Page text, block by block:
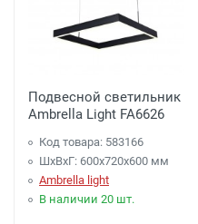
Подвесной светильник
Ambrella Light FA6626
Код товара: 583166
ШхВхГ: 600x720x600 мм
Ambrella light
В наличии 20 шт.